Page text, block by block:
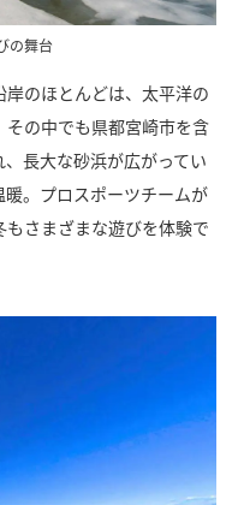
の舞台
のほとんどは、太平洋の
の中でも県都宮崎市を含
長大な砂浜が広がってい
。プロスポーツチームが
さまざまな遊びを体験で